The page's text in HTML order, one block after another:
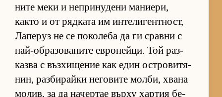
ните меки и неп­ри­ну­дени ма­ни­е­ри,
както и от ряд­ката им ин­те­ли­ген­т­ност,
Ла­пе­руз не се по­ко­леба да ги сравни с
най-об­ра­зо­ва­ните ев­ро­пей­ци. Той раз­
казва с въз­хи­ще­ние как един ос­т­ро­ви­тя­
нин, раз­би­райки не­го­вите мол­би, хвана
мо­лив, за да на­чер­тае върху хар­тия бе­